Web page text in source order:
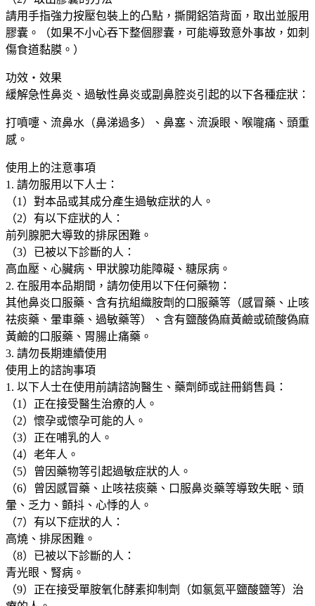
包
括
鼻
癢
鼻
塞
炎
膠
24
粒/48
粒
鼻
炎
藥
大
阪
實
體
藥
妝
店
直
送
數
量
請用手指強力按壓包裝上的凸點，撕開鋁箔背面，取出並服用
膠囊。（如果不小心吞下整個膠囊，可能導致意外事故，如刺
傷食道黏膜。）
功效・效果
緩解急性鼻炎、過敏性鼻炎或副鼻腔炎引起的以下各種症狀：
打噴嚏、流鼻水（鼻涕過多）、鼻塞、流淚眼、喉嚨痛、頭重
感。
使用上的注意事項
1. 請勿服用以下人士：
（1）對本品或其成分產生過敏症狀的人。
（2）有以下症狀的人：
前列腺肥大導致的排尿困難。
（3）已被以下診斷的人：
高血壓、心臟病、甲狀腺功能障礙、糖尿病。
2. 在服用本品期間，請勿使用以下任何藥物：
其他鼻炎口服藥、含有抗組織胺劑的口服藥等（感冒藥、止咳
祛痰藥、暈車藥、過敏藥等）、含有鹽酸偽麻黃鹼或硫酸偽麻
黃鹼的口服藥、胃腸止痛藥。
3. 請勿長期連續使用
使用上的諮詢事項
1. 以下人士在使用前請諮詢醫生、藥劑師或註冊銷售員：
（1）正在接受醫生治療的人。
（2）懷孕或懷孕可能的人。
（3）正在哺乳的人。
（4）老年人。
（5）曾因藥物等引起過敏症狀的人。
（6）曾因感冒藥、止咳祛痰藥、口服鼻炎藥等導致失眠、頭
暈、乏力、顫抖、心悸的人。
（7）有以下症狀的人：
高燒、排尿困難。
（8）已被以下診斷的人：
青光眼、腎病。
（9）正在接受單胺氧化酵素抑制劑（如氯氮平鹽酸鹽等）治